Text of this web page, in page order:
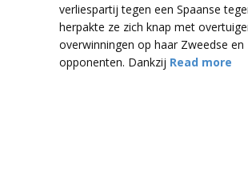
verliespartij tegen een Spaanse
herpakte ze zich knap met
overwinningen op haar Zweedse en
opponenten. Dankzij Read more